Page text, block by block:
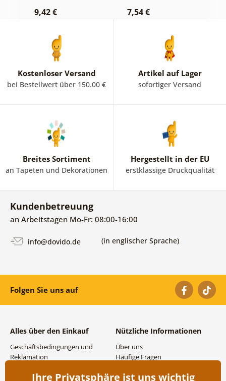
9,42 € 7,54 €
Kostenloser Versand
bei Bestellwert über 150.00 €
Artikel auf Lager
sofortiger Versand
Breites Sortiment
an Tapeten und Dekorationen
Hergestellt in der EU
erstklassige Druckqualität
Kundenbetreuung
an Arbeitstagen Mo-Fr: 08:00-16:00
info@dovido.de (in englischer Sprache)
Folgen Sie uns auf
Alles über den Einkauf
Geschäftsbedingungen und
Reklamation
Versand- und
Nützliche Informationen
Über uns
Häufige Fragen
Großhandel und
Ihre Privatsphäre ist uns wichtig